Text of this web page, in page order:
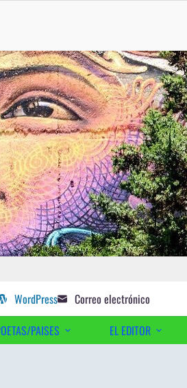
WordPress Correo electrónico
PAISES EL EDITOR